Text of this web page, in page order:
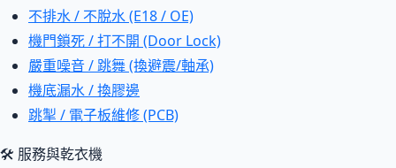
不排水 / 不脫水 (E18 / OE)
機門鎖死 / 打不開 (Door Lock)
嚴重噪音 / 跳舞 (換避震/軸承)
機底漏水 / 換膠邊
跳掣 / 電子板維修 (PCB)
🛠 服務與乾衣機